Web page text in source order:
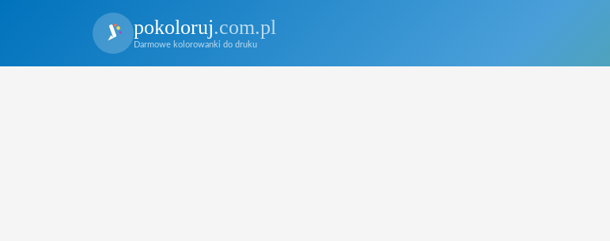
pokoloruj.com.pl
Darmowe kolorowanki do druku